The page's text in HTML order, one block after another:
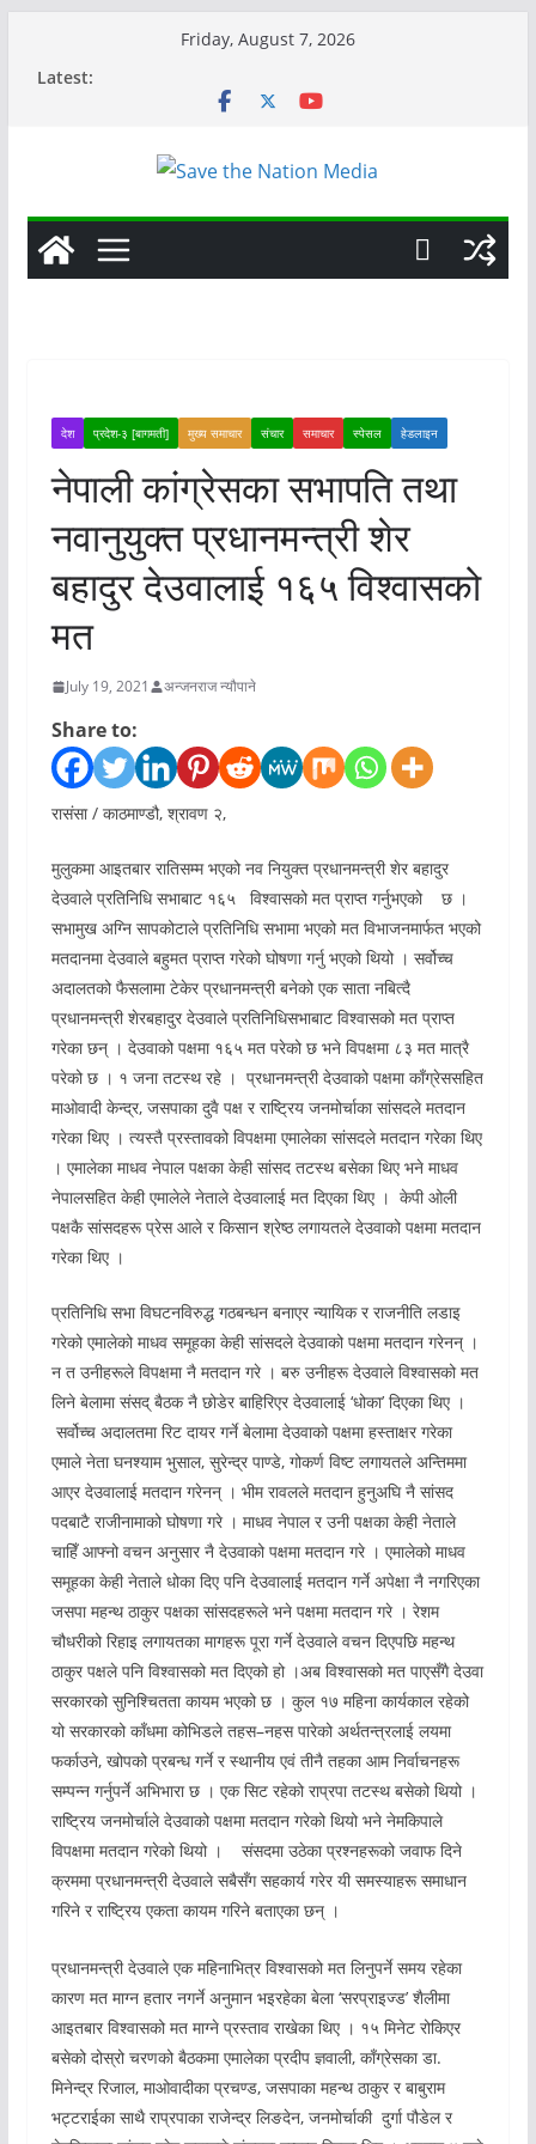
Friday, August 7, 2026
Latest:
देश प्रदेश-३ [बागमती] मुख्य समाचार संचार समाचार स्पेसल हेडलाइन
नेपाली कांग्रेसका सभापति तथा
नवानुयुक्त प्रधानमन्त्री शेर
बहादुर देउवालाई १६५ विश्वासको
मत
July 19, 2021 अन्जनराज न्यौपाने
Share to:
रासंसा / काठमाण्डौ, श्रावण २,
मुलुकमा आइतबार रातिसम्म भएको नव नियुक्त प्रधानमन्त्री शेर बहादुर
देउवाले प्रतिनिधि सभाबाट १६५ विश्वासको मत प्राप्त गर्नुभएको छ ।
सभामुख अग्नि सापकोटाले प्रतिनिधि सभामा भएको मत विभाजनमार्फत भएको
मतदानमा देउवाले बहुमत प्राप्त गरेको घोषणा गर्नु भएको थियो । सर्वोच्च
अदालतको फैसलामा टेकेर प्रधानमन्त्री बनेको एक साता नबित्दै
प्रधानमन्त्री शेरबहादुर देउवाले प्रतिनिधिसभाबाट विश्वासको मत प्राप्त
गरेका छन् । देउवाको पक्षमा १६५ मत परेको छ भने विपक्षमा ८३ मत मात्रै
परेको छ । १ जना तटस्थ रहे । प्रधानमन्त्री देउवाको पक्षमा काँग्रेससहित
माओवादी केन्द्र, जसपाका दुवै पक्ष र राष्ट्रिय जनमोर्चाका सांसदले मतदान
गरेका थिए । त्यस्तै प्रस्तावको विपक्षमा एमालेका सांसदले मतदान गरेका थिए
। एमालेका माधव नेपाल पक्षका केही सांसद तटस्थ बसेका थिए भने माधव
नेपालसहित केही एमालेले नेताले देउवालाई मत दिएका थिए । केपी ओली
पक्षकै सांसदहरू प्रेस आले र किसान श्रेष्ठ लगायतले देउवाको पक्षमा मतदान
गरेका थिए ।
प्रतिनिधि सभा विघटनविरुद्ध गठबन्धन बनाएर न्यायिक र राजनीति लडाइ
गरेको एमालेको माधव समूहका केही सांसदले देउवाको पक्षमा मतदान गरेनन् ।
न त उनीहरूले विपक्षमा नै मतदान गरे । बरु उनीहरू देउवाले विश्वासको मत
लिने बेलामा संसद् बैठक नै छोडेर बाहिरिएर देउवालाई ‘धोका’ दिएका थिए ।
सर्वोच्च अदालतमा रिट दायर गर्ने बेलामा देउवाको पक्षमा हस्ताक्षर गरेका
एमाले नेता घनश्याम भुसाल, सुरेन्द्र पाण्डे, गोकर्ण विष्ट लगायतले अन्तिममा
आएर देउवालाई मतदान गरेनन् । भीम रावलले मतदान हुनुअघि नै सांसद
पदबाटै राजीनामाको घोषणा गरे । माधव नेपाल र उनी पक्षका केही नेताले
चाहिँ आफ्नो वचन अनुसार नै देउवाको पक्षमा मतदान गरे । एमालेको माधव
समूहका केही नेताले धोका दिए पनि देउवालाई मतदान गर्ने अपेक्षा नै नगरिएका
जसपा महन्थ ठाकुर पक्षका सांसदहरूले भने पक्षमा मतदान गरे । रेशम
चौधरीको रिहाइ लगायतका मागहरू पूरा गर्ने देउवाले वचन दिएपछि महन्थ
ठाकुर पक्षले पनि विश्वासको मत दिएको हो ।अब विश्वासको मत पाएसँगै देउवा
सरकारको सुनिश्चितता कायम भएको छ । कुल १७ महिना कार्यकाल रहेको
यो सरकारको काँधमा कोभिडले तहस–नहस पारेको अर्थतन्त्रलाई लयमा
फर्काउने, खोपको प्रबन्ध गर्ने र स्थानीय एवं तीनै तहका आम निर्वाचनहरू
सम्पन्न गर्नुपर्ने अभिभारा छ । एक सिट रहेको राप्रपा तटस्थ बसेको थियो ।
राष्ट्रिय जनमोर्चाले देउवाको पक्षमा मतदान गरेको थियो भने नेमकिपाले
विपक्षमा मतदान गरेको थियो । संसदमा उठेका प्रश्नहरूको जवाफ दिने
क्रममा प्रधानमन्त्री देउवाले सबैसँग सहकार्य गरेर यी समस्याहरू समाधान
गरिने र राष्ट्रिय एकता कायम गरिने बताएका छन् ।
प्रधानमन्त्री देउवाले एक महिनाभित्र विश्वासको मत लिनुपर्ने समय रहेका
कारण मत माग्न हतार नगर्ने अनुमान भइरहेका बेला ‘सरप्राइज्ड’ शैलीमा
आइतबार विश्वासको मत माग्ने प्रस्ताव राखेका थिए । १५ मिनेट रोकिएर
बसेको दोस्रो चरणको बैठकमा एमालेका प्रदीप ज्ञवाली, काँग्रेसका डा.
मिनेन्द्र रिजाल, माओवादीका प्रचण्ड, जसपाका महन्थ ठाकुर र बाबुराम
भट्टराईका साथै राप्रपाका राजेन्द्र लिङदेन, जनमोर्चाकी दुर्गा पौडेल र